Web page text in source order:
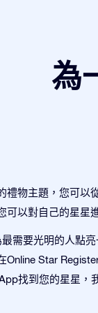
為
禮物主題，您可以
以對自己的星星
需要光明的人點
Online Star
找到您的星星，